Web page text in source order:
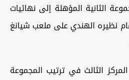
الثانية المؤهلة إلى نهائيات
وذلك أمام نظيره الهندي على ملعب شيانغ
الثالث في ترتيب المجموعة